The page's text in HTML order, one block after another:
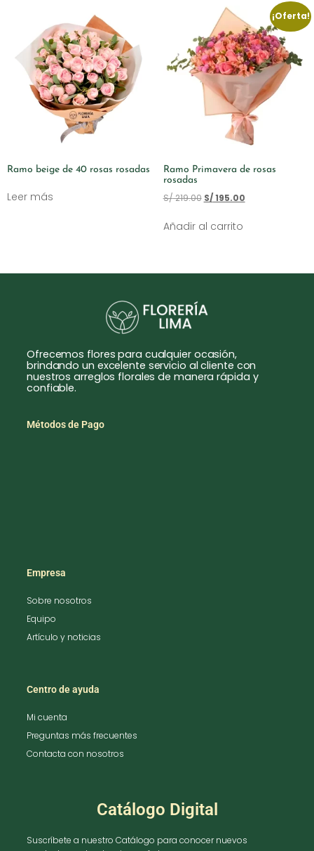
Ramo beige de 40 rosas rosadas
Leer más
¡Oferta!
Ramo Primavera de rosas
rosadas
S/219.00 S/195.00
Añadir al carrito
Ofrecemos flores para cualquier ocasión,
brindando un excelente servicio al cliente con
nuestros arreglos florales de manera rápida y
confiable.
Métodos de Pago
Empresa
Sobre nosotros
Equipo
Artículo y noticias
Centro de ayuda
Mi cuenta
Preguntas más frecuentes
Contacta con nosotros
Catálogo Digital
Suscríbete a nuestro Catálogo para conocer nuevos